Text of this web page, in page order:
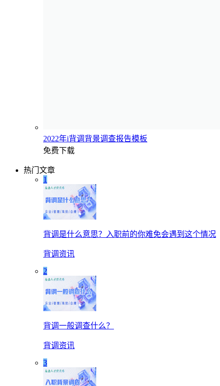
2022年i背调背景调查报告模板
免费下载
热门文章
1
背调是什么意思？入职前的你难免会遇到这个情况
背调资讯
2
背调一般调查什么？
背调资讯
3